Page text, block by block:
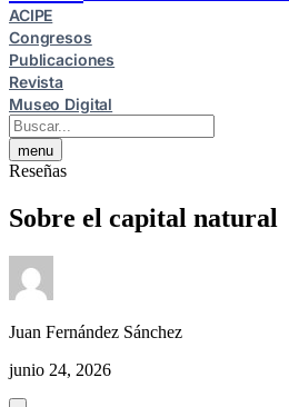
ACIPE
Congresos
Publicaciones
Revista
Museo Digital
menu
Reseñas
Sobre el capital natural
Juan Fernández Sánchez
junio 24, 2026